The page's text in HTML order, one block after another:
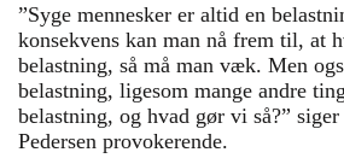
”Syge mennesker er altid en
konsekvens kan man nå frem til, at
belastning, så må man væk. Men
belastning, ligesom mange andre
belastning, og hvad gør vi så?”
Pedersen provokerende.